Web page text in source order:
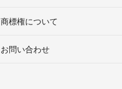
商標権について
お問い合わせ